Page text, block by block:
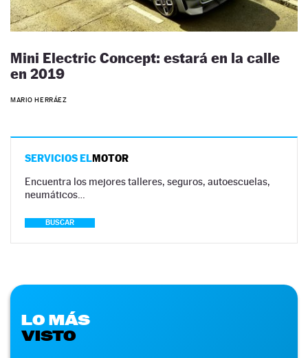
Mini Electric Concept: estará en la calle
en 2019
MARIO HERRÁEZ
SERVICIOS ELMOTOR
Encuentra los mejores talleres, seguros, autoescuelas,
neumáticos…
BUSCAR
LO MÁS
VISTO